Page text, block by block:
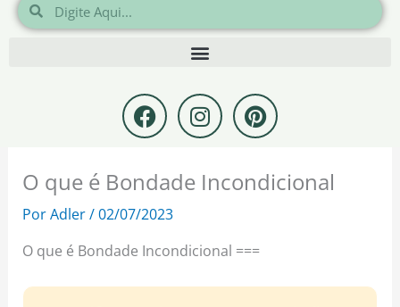
Pesquisar
Pesquisar
F
a
c
e
b
o
o
k
I
n
s
t
a
r
a
m
P
i
n
t
e
s
t
O que é Bondade Incondicional
PorAdler/02/07/2023
O que é Bondade Incondicional ===